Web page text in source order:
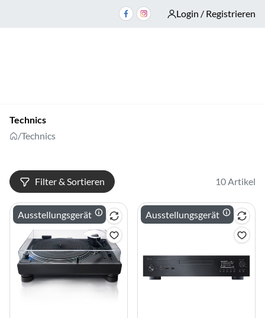
Login / Registrieren
Technics
/Technics
Filter & Sortieren 10 Artikel
Ausstellungsgerät Ausstellungsgerät